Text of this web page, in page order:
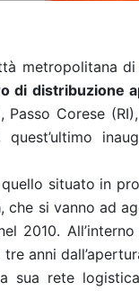
metropolitana di
di distribuzione
Corese
situato in
, che si vanno ad
2010.
anni
sua rete